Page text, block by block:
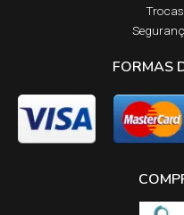
Trocas
FORMAS